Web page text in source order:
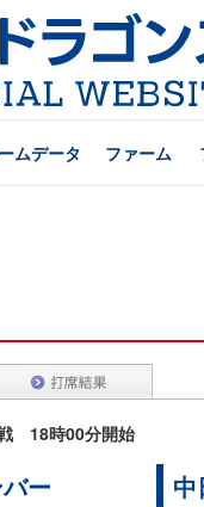
ムデータ ファーム
18時00分開始
ー